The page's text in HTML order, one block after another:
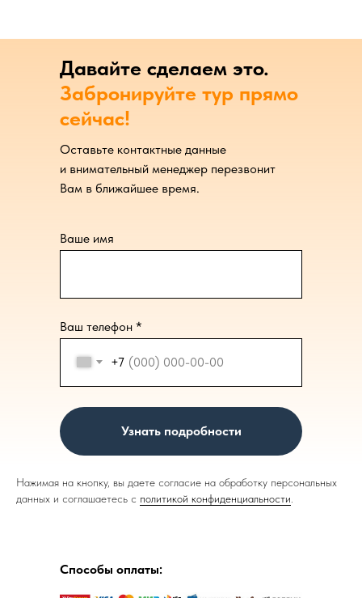
Давайте сделаем это.
Забронируйте тур прямо
сейчас!
Ваше имя
Ваш телефон *
+7
Узнать подробности
Оставьте контактные данные
и внимательный менеджер перезвонит
Вам в ближайшее время.
Нажимая на кнопку, вы даете согласие на обработку персональных
данных и соглашаетесь c политикой конфиденциальности
Способы оплаты: